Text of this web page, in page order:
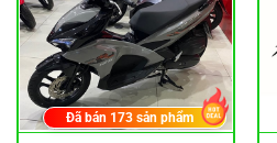
Đã bán 173 sản phẩm